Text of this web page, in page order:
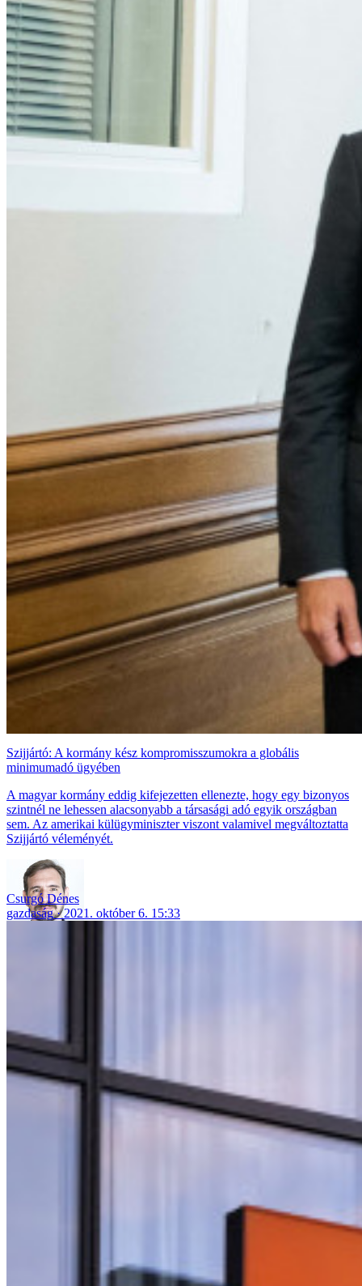
Szijjártó: A kormány kész kompromisszumokra a globális
minimumadó ügyében
A magyar kormány eddig kifejezetten ellenezte, hogy egy bizonyos
szintnél ne lehessen alacsonyabb a társasági adó egyik országban
sem. Az amerikai külügyminiszter viszont valamivel megváltoztatta
Szijjártó véleményét.
Csurgó Dénes
gazdaság
2021. október 6. 15:33